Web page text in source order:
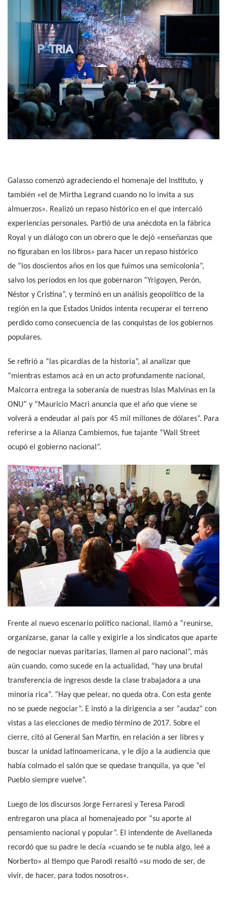
Galasso comenzó agradeciendo el homenaje del Instituto, y
también «el de Mirtha Legrand cuando no lo invita a sus
almuerzos». Realizó un repaso histórico en el que intercaló
experiencias personales. Partió de una anécdota en la fábrica
Royal y un diálogo con un obrero que le dejó «enseñanzas que
no figuraban en los libros» para hacer un repaso histórico
de “los doscientos años en los que fuimos una semicolonia”,
salvo los períodos en los que gobernaron “Yrigoyen, Perón,
Néstor y Cristina”, y terminó en un análisis geopolítico de la
región en la que Estados Unidos intenta recuperar el terreno
perdido como consecuencia de las conquistas de los gobiernos
populares.
Se refirió a “las picardías de la historia”, al analizar que
“mientras estamos acá en un acto profundamente nacional,
Malcorra entrega la soberanía de nuestras Islas Malvinas en la
ONU” y “Mauricio Macri anuncia que el año que viene se
volverá a endeudar al país por 45 mil millones de dólares”. Para
referirse a la Alianza Cambiemos, fue tajante “Wall Street
ocupó el gobierno nacional”.
Frente al nuevo escenario político nacional, llamó a “reunirse,
organizarse, ganar la calle y exigirle a los sindicatos que aparte
de negociar nuevas paritarias, llamen al paro nacional”, más
aún cuando, como sucede en la actualidad, “hay una brutal
transferencia de ingresos desde la clase trabajadora a una
minoría rica”. “Hay que pelear, no queda otra. Con esta gente
no se puede negociar”. E instó a la dirigencia a ser “audaz” con
vistas a las elecciones de medio término de 2017. Sobre el
cierre, citó al General San Martín, en relación a ser libres y
buscar la unidad latinoamericana, y le dijo a la audiencia que
había colmado el salón que se quedase tranquila, ya que “el
Pueblo siempre vuelve”.
Luego de los discursos Jorge Ferraresi y Teresa Parodi
entregaron una placa al homenajeado por “su aporte al
pensamiento nacional y popular”. El intendente de Avellaneda
recordó que su padre le decía «cuando se te nubla algo, leé a
Norberto» al tiempo que Parodi resaltó «su modo de ser, de
vivir, de hacer, para todos nosotros».